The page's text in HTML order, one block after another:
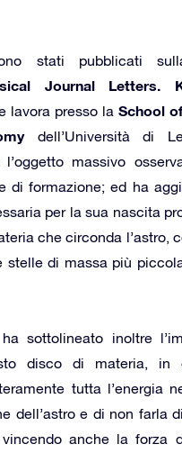
stati pubblicati
Journal Letters.
lavora presso la School
dell’Università di
massivo
di formazione; ed ha
per la sua nascita
che circonda l’astro,
stelle di massa più
sottolineato inoltre
disco di materia, in
tutta l’energia
dell’astro e di non farla
anche la forza